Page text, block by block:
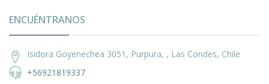
ENCUÉNTRANOS
Isidora Goyenechea 3051, Purpura, , Las Condes, Chile
+56921819337